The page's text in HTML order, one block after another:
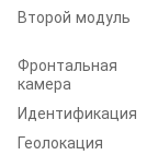
Второй модуль
Фронтальная
камера
Идентификация
Геолокация